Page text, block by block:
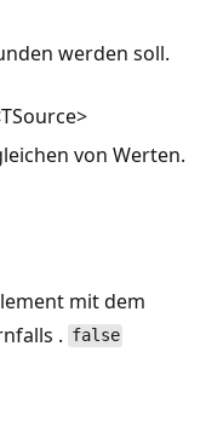
werden soll.
von Werten.
mit dem
. false